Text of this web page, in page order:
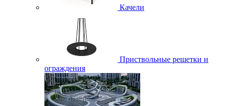
Качели
Приствольные решетки и
ограждения